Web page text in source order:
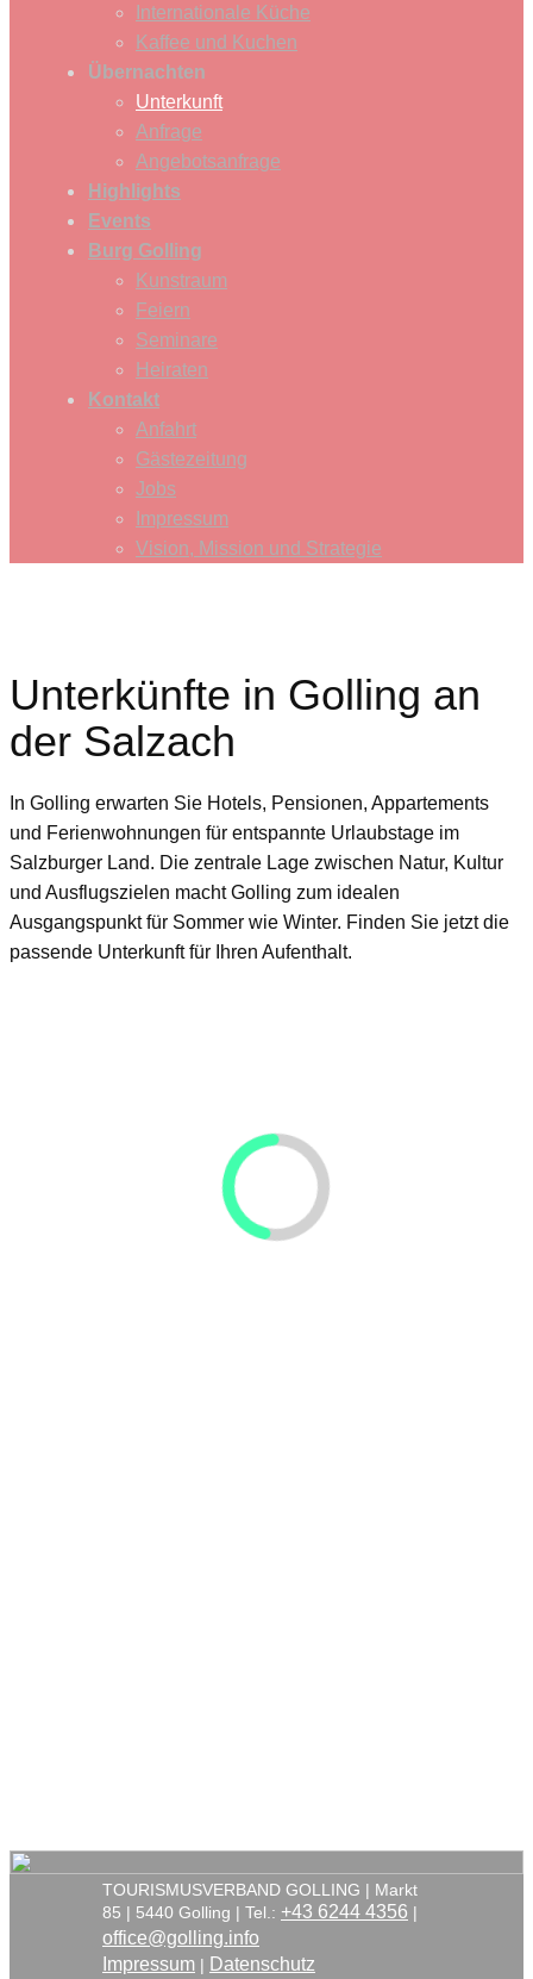
Internationale Küche
Kaffee und Kuchen
Übernachten
Unterkunft
Anfrage
Angebotsanfrage
Highlights
Events
Burg Golling
Kunstraum
Feiern
Seminare
Heiraten
Kontakt
Anfahrt
Gästezeitung
Jobs
Impressum
Vision, Mission und Strategie
Unterkünfte in Golling an
der Salzach
In Golling erwarten Sie Hotels, Pensionen, Appartements
und Ferienwohnungen für entspannte Urlaubstage im
Salzburger Land. Die zentrale Lage zwischen Natur, Kultur
und Ausflugszielen macht Golling zum idealen
Ausgangspunkt für Sommer wie Winter. Finden Sie jetzt die
passende Unterkunft für Ihren Aufenthalt.
TOURISMUSVERBAND GOLLING | Markt
85 | 5440 Golling | Tel.: +43 6244 4356 |
office@golling.info
Impressum | Datenschutz